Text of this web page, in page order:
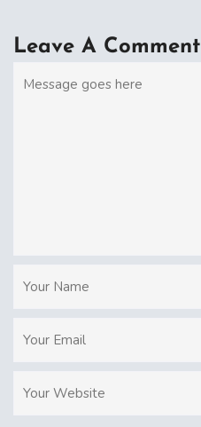
Leave A Comment